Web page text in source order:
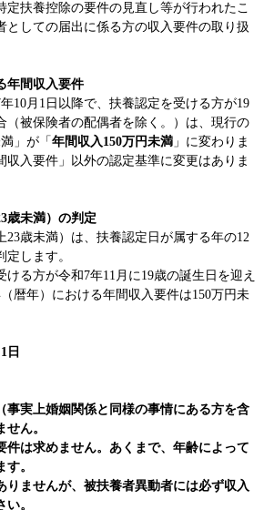
定扶養控除の要件の見直し等が行われたこ
としての届出に係る方の収入要件の取り扱
年間収入要件
10月1日以降で、扶養認定を受ける方が19
（被保険者の配偶者を除く。）は、現行の
」が「 年間収入150万円未満 」に変わりま
収入要件」以外の認定基準に変更はありま
歳未満）の判定
23歳未満）は、扶養認定日が属する年の12
定します。
る方が令和7年11月に19歳の誕生日を迎え
暦年）における年間収入要件は150万円未
日
事実上婚姻関係と同様の事情にある方を含
ん。
件は求めません。あくまで、年齢によって
。
りませんが、被扶養者異動者には必ず収入
。